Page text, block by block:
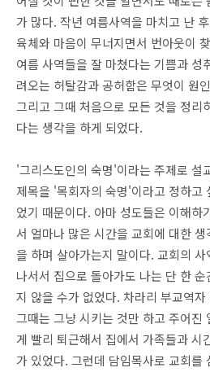
가 많다. 작년 여름사역을 마치고 난
육체와 마음이 무너지면서 번아웃이
여름 사역들을 잘 마쳤다는 기쁨과 성
려오는 허탈감과 공허함은 무엇이 원
그리고 그때 처음으로 모든 것을 정리
다는 생각을 하게 되었다.
'그리스도인의 숙명'이라는 주제로 설
제목을 '목회자의 숙명'이라고 정하고
었기 때문이다. 아마 성도들은 이해하
서 얼마나 많은 시간을 교회에 대한
을 하며 살아가는지 말이다. 교회의
나서서 집으로 돌아가도 나는 단 한
지 않을 수가 없었다. 차라리 부교역
그때는 그냥 시키는 것만 하고 주어진
게 빨리 퇴근해서 집에서 가족들과 시
가 있었다. 그런데 담임목사로 교회를